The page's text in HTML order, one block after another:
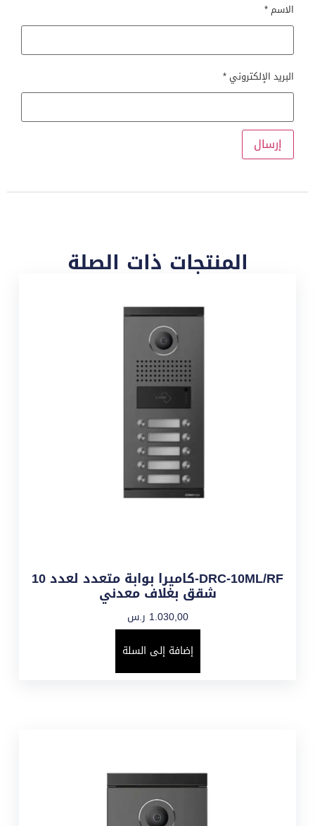
الاسم*
البريد الإلكتروني*
المنتجات ذات الصلة
DRC-10ML/RF-كاميرا بوابة متعدد لعدد 10
شقق بغلاف معدني
1.030,00 ر.س
إضافة إلى السلة